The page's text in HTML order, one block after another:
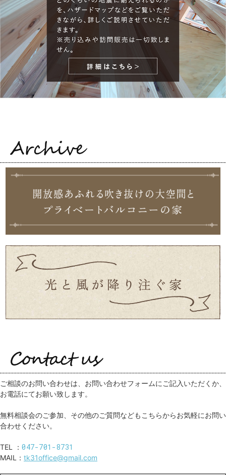
ご相談のお問い合わせは、お問い合わせフォームにご記入いただくか、
お電話にてお願い致します。
無料相談会のご参加、その他のご質問などもこちらからお気軽にお問い
合わせください。
TEL ： 047-701-8731
MAIL： tk31office@gmail.com